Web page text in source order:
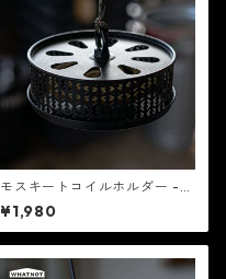
モスキートコイルホルダー -
WHATNOT
¥1,980